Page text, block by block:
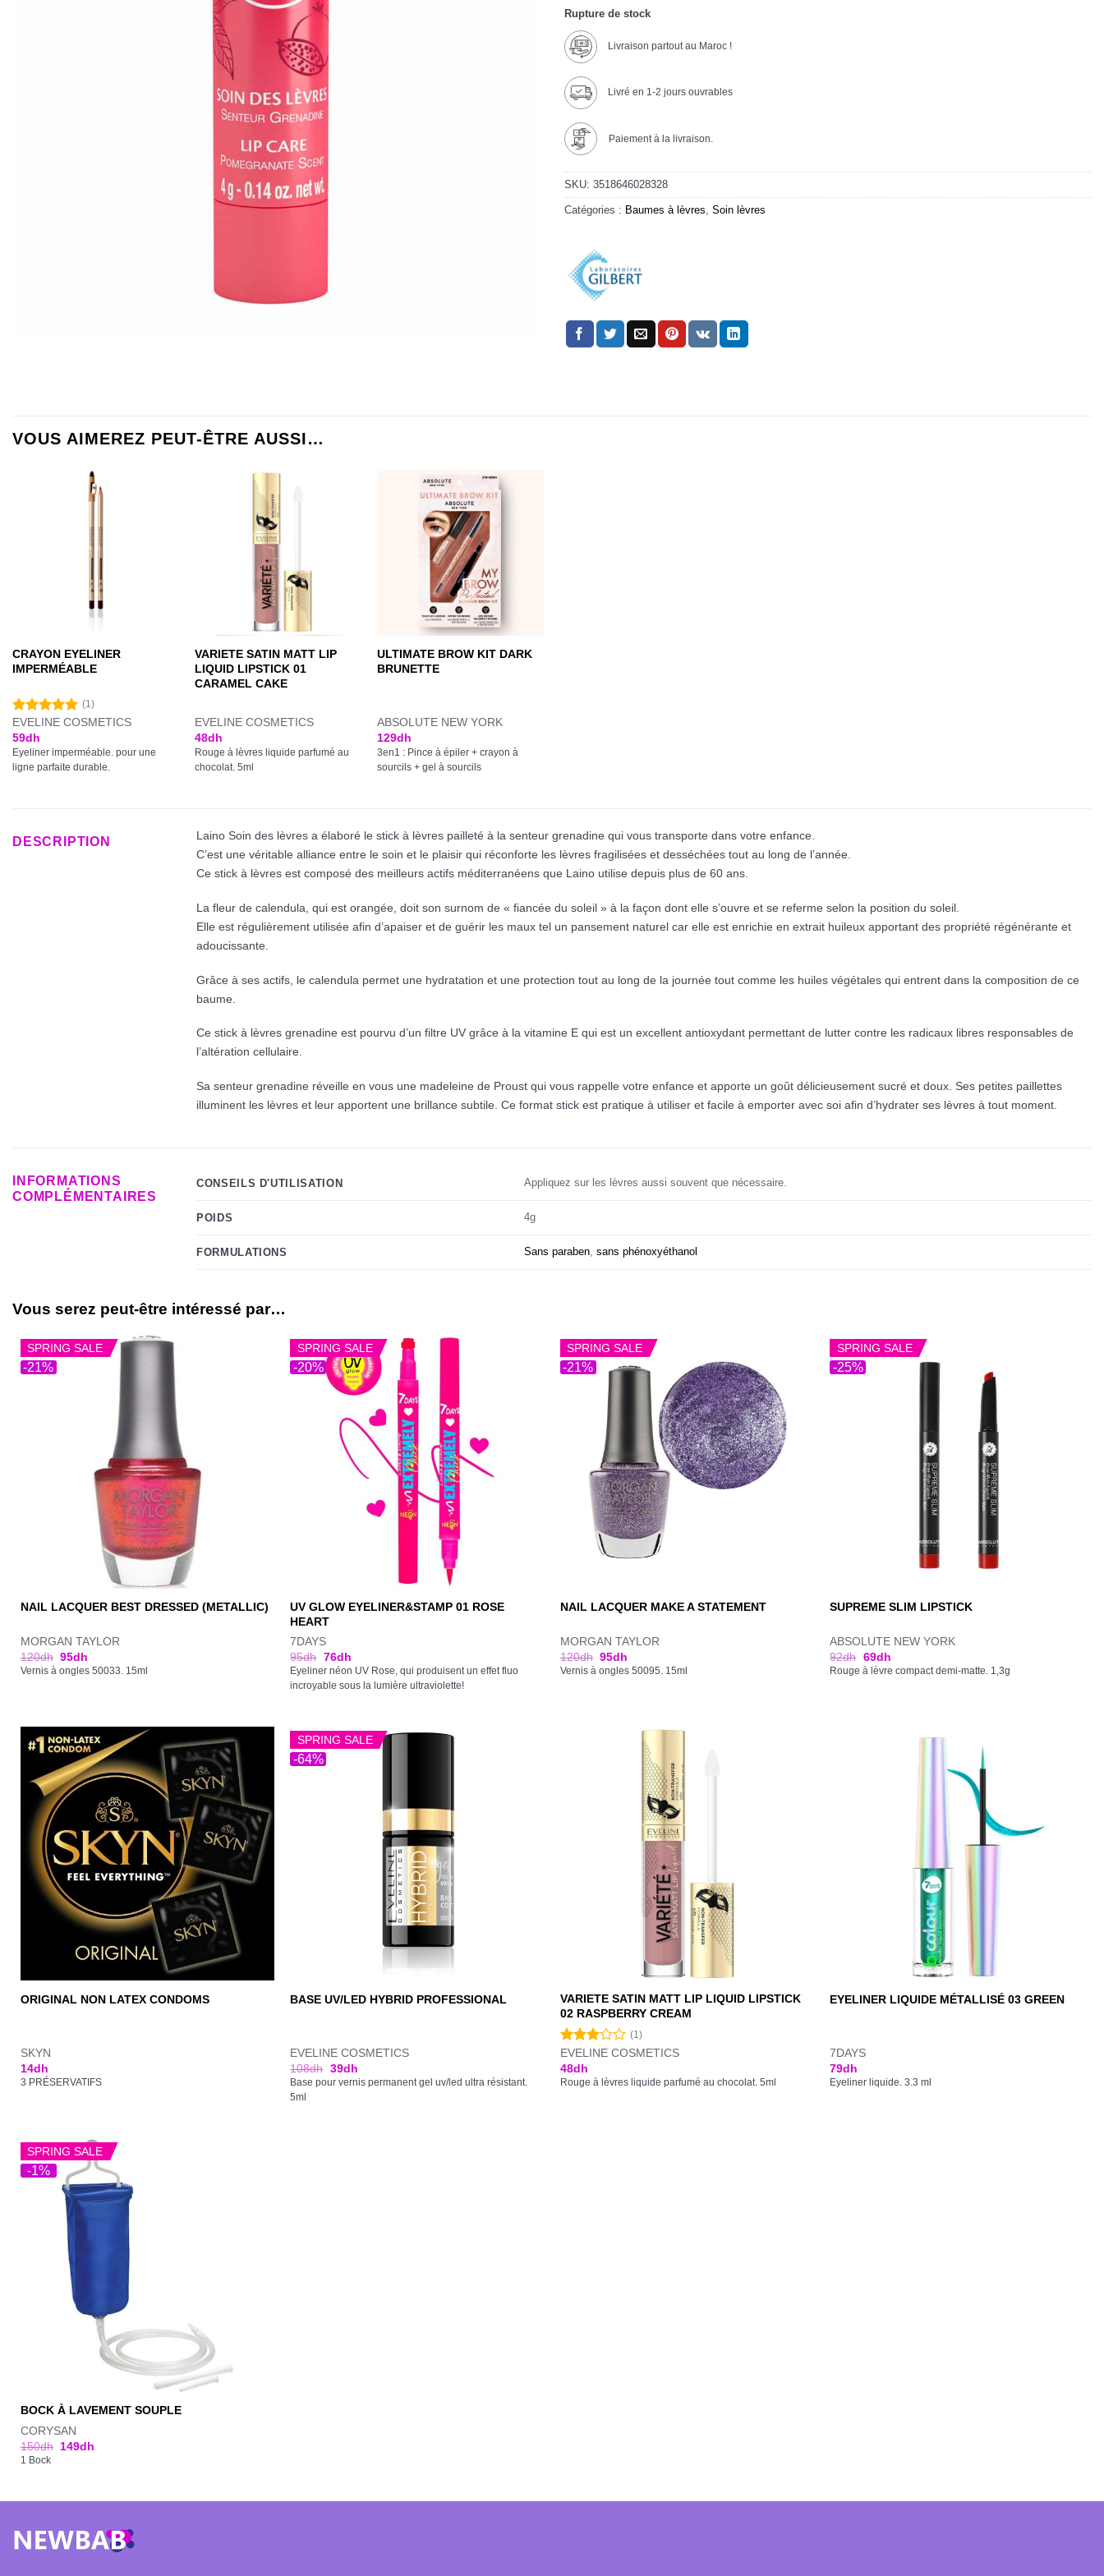
Rupture de stock
Livraison partout au Maroc !
Livré en 1-2 jours ouvrables
Paiement à la livraison.
SKU: 3518646028328
Catégories : Baumes à lèvres, Soin lèvres
VOUS AIMEREZ PEUT-ÊTRE AUSSI…
CRAYON EYELINER
IMPERMÉABLE
Note5.00
sur 5
(1)
EVELINE COSMETICS
59dh
Eyeliner imperméable. pour une
ligne parfaite durable.
VARIETE SATIN MATT LIP
LIQUID LIPSTICK 01
CARAMEL CAKE
EVELINE COSMETICS
48dh
Rouge à lèvres liquide parfumé au
chocolat. 5ml
ULTIMATE BROW KIT DARK
BRUNETTE
ABSOLUTE NEW YORK
129dh
3en1 : Pince à épiler + crayon à
sourcils + gel à sourcils
DESCRIPTION
Laino Soin des lèvres a élaboré le stick à lèvres pailleté à la senteur grenadine qui vous transporte dans votre enfance.
C’est une véritable alliance entre le soin et le plaisir qui réconforte les lèvres fragilisées et desséchées tout au long de l’année.
Ce stick à lèvres est composé des meilleurs actifs méditerranéens que Laino utilise depuis plus de 60 ans.
La fleur de calendula, qui est orangée, doit son surnom de « fiancée du soleil » à la façon dont elle s’ouvre et se referme selon la position du soleil.
Elle est régulièrement utilisée afin d’apaiser et de guérir les maux tel un pansement naturel car elle est enrichie en extrait huileux apportant des propriété régénérante et
adoucissante.
Grâce à ses actifs, le calendula permet une hydratation et une protection tout au long de la journée tout comme les huiles végétales qui entrent dans la composition de ce
baume.
Ce stick à lèvres grenadine est pourvu d’un filtre UV grâce à la vitamine E qui est un excellent antioxydant permettant de lutter contre les radicaux libres responsables de
l’altération cellulaire.
Sa senteur grenadine réveille en vous une madeleine de Proust qui vous rappelle votre enfance et apporte un goût délicieusement sucré et doux. Ses petites paillettes
illuminent les lèvres et leur apportent une brillance subtile. Ce format stick est pratique à utiliser et facile à emporter avec soi afin d’hydrater ses lèvres à tout moment.
INFORMATIONS
COMPLÉMENTAIRES
CONSEILS D'UTILISATION Appliquez sur les lèvres aussi souvent que nécessaire.
POIDS 4g
FORMULATIONS Sans paraben,sans phénoxyéthanol
Vous serez peut-être intéressé par…
-21%
SPRING SALE
NAIL LACQUER BEST DRESSED (METALLIC)
MORGAN TAYLOR
120dh 95dh
Vernis à ongles 50033. 15ml
-20%
SPRING SALE
UV GLOW EYELINER&STAMP 01 ROSE
HEART
7DAYS
95dh 76dh
Eyeliner néon UV Rose, qui produisent un effet fluo
incroyable sous la lumière ultraviolette!
-21%
SPRING SALE
NAIL LACQUER MAKE A STATEMENT
MORGAN TAYLOR
120dh 95dh
Vernis à ongles 50095. 15ml
-25%
SPRING SALE
SUPREME SLIM LIPSTICK
ABSOLUTE NEW YORK
92dh 69dh
Rouge à lèvre compact demi-matte. 1,3g
ORIGINAL NON LATEX CONDOMS
SKYN
14dh
3 PRÉSERVATIFS
-64%
SPRING SALE
BASE UV/LED HYBRID PROFESSIONAL
EVELINE COSMETICS
108dh 39dh
Base pour vernis permanent gel uv/led ultra résistant.
5ml
VARIETE SATIN MATT LIP LIQUID LIPSTICK
02 RASPBERRY CREAM
Note
3.00
sur 5
(1)
EVELINE COSMETICS
48dh
Rouge à lèvres liquide parfumé au chocolat. 5ml
EYELINER LIQUIDE MÉTALLISÉ 03 GREEN
7DAYS
79dh
Eyeliner liquide. 3.3 ml
-1%
SPRING SALE
BOCK À LAVEMENT SOUPLE
CORYSAN
150dh 149dh
1 Bock